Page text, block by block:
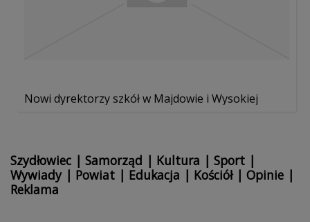
Nowi dyrektorzy szkół w Majdowie i Wysokiej
Szydłowiec | Samorząd | Kultura | Sport |
Wywiady| Powiat | Edukacja | Kościół| Opinie |
Reklama